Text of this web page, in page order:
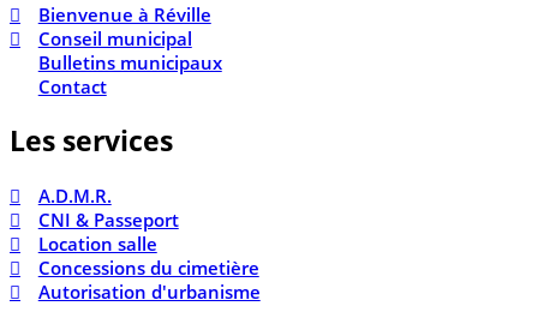
Bienvenue à Réville
Conseil municipal
Bulletins municipaux
Contact
Les services
A.D.M.R.
CNI & Passeport
Location salle
Concessions du cimetière
Autorisation d'urbanisme